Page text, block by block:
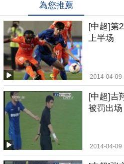
為您推薦
[中超]第
上半场
2014-04-09
[中超]吉
被罚出场
2014-04-09